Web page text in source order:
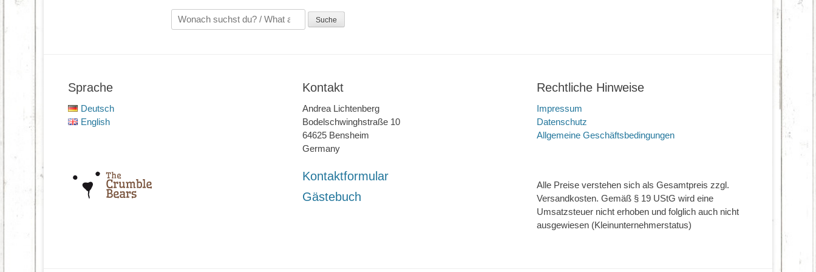
Suche
nach:
Sprache
Deutsch
English
Kontakt
Andrea Lichtenberg
Bodelschwinghstraße 10
64625 Bensheim
Germany
Kontaktformular
Gästebuch
Rechtliche Hinweise
Impressum
Datenschutz
Allgemeine Geschäftsbedingungen
Alle Preise verstehen sich als Gesamtpreis zzgl.
Versandkosten. Gemäß § 19 UStG wird eine
Umsatzsteuer nicht erhoben und folglich auch nicht
ausgewiesen (Kleinunternehmerstatus)